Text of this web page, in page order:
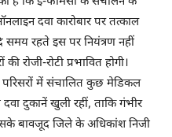
दवा कारोबार पर तत्काल
समय रहते इस पर नियंत्रण नहीं
रोजी-रोटी प्रभावित होगी।
परिसरों में संचालित कुछ मेडिकल
दुकानें खुली रहीं, ताकि गंभीर
बावजूद जिले के अधिकांश निजी